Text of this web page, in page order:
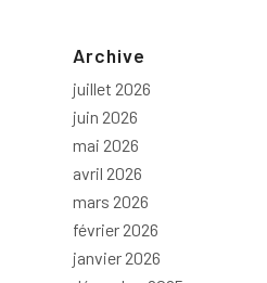
Archive
juillet 2026
juin 2026
mai 2026
avril 2026
mars 2026
février 2026
janvier 2026